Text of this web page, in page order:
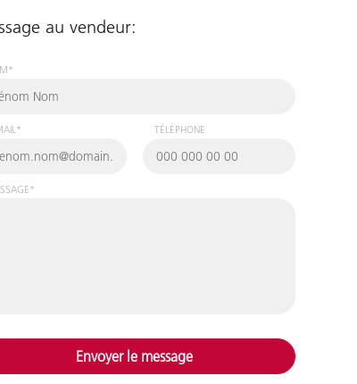
au vendeur:
TÉLÉPHONE
Envoyer le message